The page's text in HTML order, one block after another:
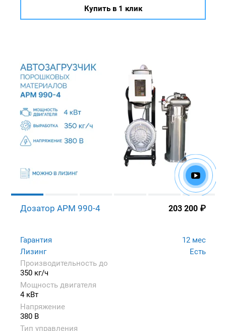
Купить в 1 клик
Дозатор APM 990-4 203 200 ₽
Гарантия
12 мес
Лизинг
Есть
Производительность до
350 кг/ч
Мощность двигателя
4 кВт
Напряжение
380 В
Тип управления